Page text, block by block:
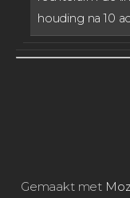
houding na 10
Gemaakt met